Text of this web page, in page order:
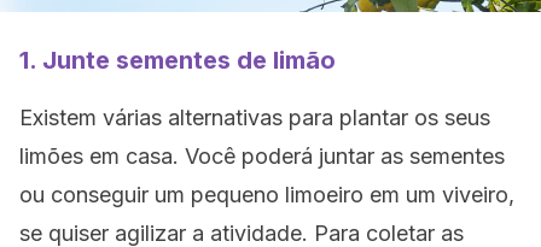
1. Junte sementes de limão
Existem várias alternativas para plantar os seus
limões em casa. Você poderá juntar as sementes
ou conseguir um pequeno limoeiro em um viveiro,
se quiser agilizar a atividade. Para coletar as